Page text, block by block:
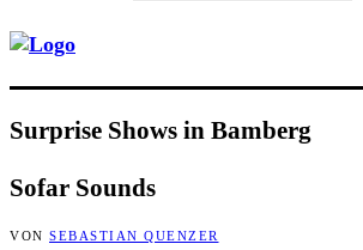
Sur­pri­se Shows in Bamberg
Sofar Sounds
VON SEBASTIAN QUENZER